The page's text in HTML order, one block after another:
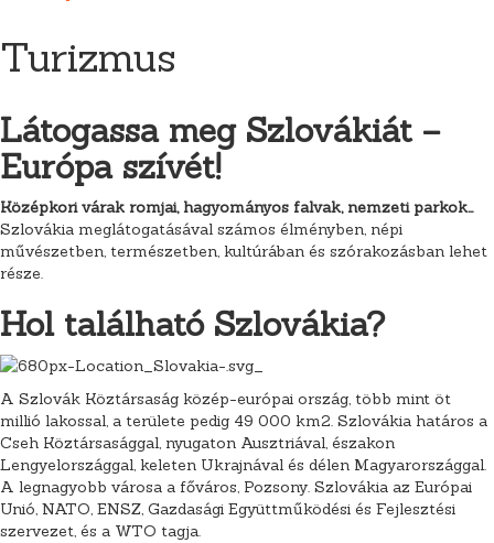
Turizmus
Látogassa meg Szlovákiát –
Európa szívét!
Középkori várak romjai, hagyományos falvak, nemzeti parkok…
Szlovákia meglátogatásával számos élményben, népi
művészetben, természetben, kultúrában és szórakozásban lehet
része.
Hol található Szlovákia?
A Szlovák Köztársaság közép-európai ország, több mint öt
millió lakossal, a területe pedig 49 000 km2. Szlovákia határos a
Cseh Köztársasággal, nyugaton Ausztriával, északon
Lengyelországgal, keleten Ukrajnával és délen Magyarországgal.
A legnagyobb városa a főváros, Pozsony. Szlovákia az Európai
Unió, NATO, ENSZ, Gazdasági Együttműködési és Fejlesztési
szervezet, és a WTO tagja.